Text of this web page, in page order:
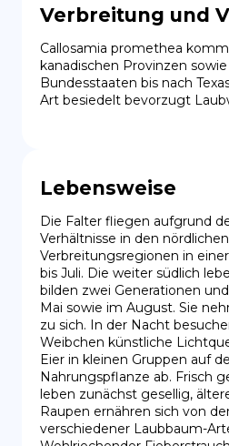
Verbreitung und
Callosamia promethea
kanadischen Provinzen
Bundesstaaten bis nach
Art besiedelt bevorzugt
Lebensweise
Die Falter fliegen aufgrund
Verhältnisse in den nördlichen
Verbreitungsregionen in
bis Juli. Die weiter südlich
bilden zwei Generationen
Mai sowie im August. Sie
zu sich. In der Nacht
Weibchen künstliche
Eier in kleinen Gruppen auf
Nahrungspflanze ab. Frisch
leben zunächst gesellig,
Raupen ernähren sich von
verschiedener Laubbaum-